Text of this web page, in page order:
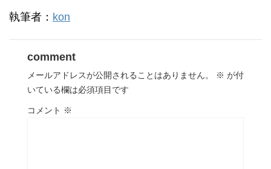
執筆者： kon
comment
メールアドレスが公開されることはありません。 ※ が付
いている欄は必須項目です
コメント ※